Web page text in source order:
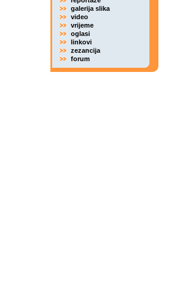
galerija slika
video
vrijeme
oglasi
linkovi
zezancija
forum